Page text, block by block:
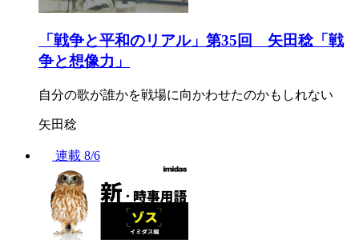
「戦争と平和のリアル」第35回 矢田稔「戦
争と想像力」
自分の歌が誰かを戦場に向かわせたのかもしれない
矢田稔
連載 8/6